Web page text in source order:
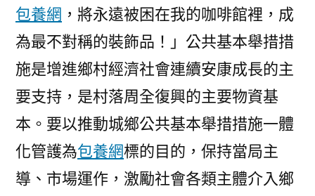
包養網 ，將永遠被困在我的咖啡館裡，成
為最不對稱的裝飾品！」公共基本舉措措
施是增進鄉村經濟社會連續安康成長的主
要支持，是村落周全復興的主要物資基
本。要以推動城鄉公共基本舉措措施一體
化管護為包養網標的目的，保持當局主
導、市場運作，激勵社會各類主體介入鄉